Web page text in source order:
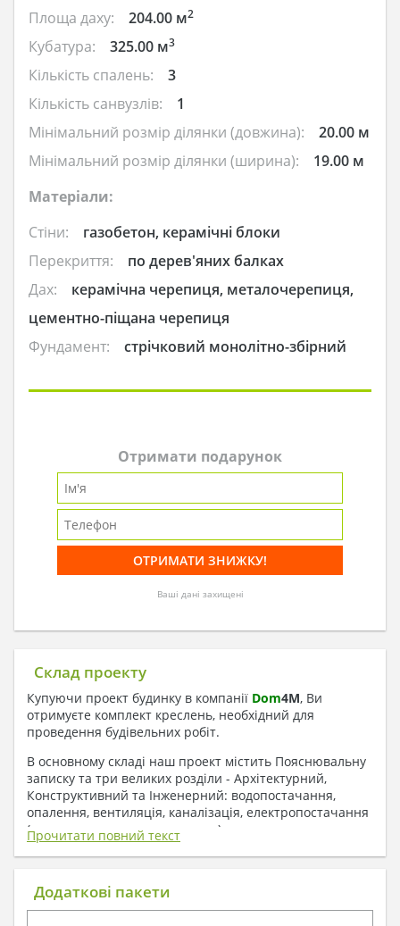
Площа даху:
204.00 м2
Кубатура: 325.00 м3
Кількість спалень:
3
Кількість санвузлів:
1
Мінімальний розмір ділянки (довжина):
20.00 м
Мінімальний розмір ділянки (ширина):
19.00 м
Матеріали:
Стіни:
газобетон, керамічні блоки
Перекриття:
по дерев'яних балках
Дах:
керамічна черепиця, металочерепиця,
цементно-піщана черепиця
Фундамент:
стрічковий монолітно-збірний
Отримати подарунок
Ваші дані захищені
Склад проекту
Купуючи проект будинку в компанії Dom4M, Ви
отримуєте комплект креслень, необхідний для
проведення будівельних робіт.
В основному складі наш проект містить Пояснювальну
записку та три великих розділи - Архітектурний,
Конструктивний та Інженерний: водопостачання,
опалення, вентиляція, каналізація, електропостачання
( купується за додаткову плату ).
1. До складу Архітектурного розділу
входять:
Прочитати повний текст
Додаткові пакети